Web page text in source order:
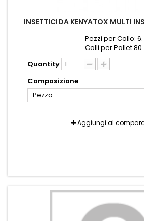
INSETTICIDA KENYATOX MULTI
Pezzi per Collo: 6.
Colli per Pallet 80.
Quantity
Composizione
Pezzo
Aggiungi al